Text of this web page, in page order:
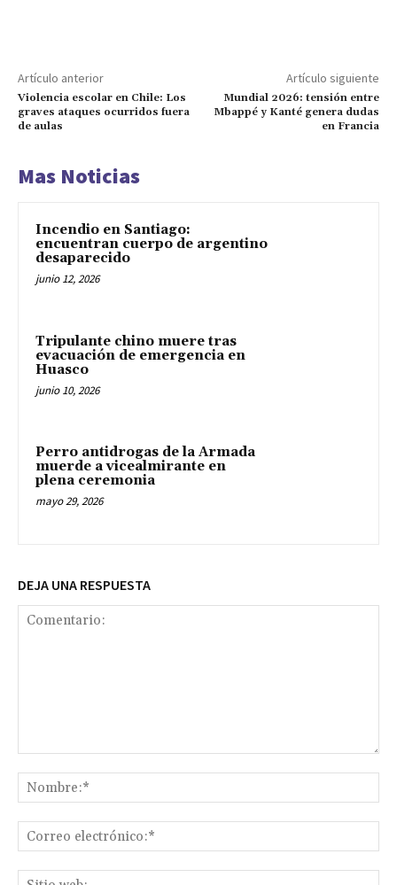
Artículo anterior
Violencia escolar en Chile: Los
graves ataques ocurridos fuera
de aulas
Artículo siguiente
Mundial 2026: tensión entre
Mbappé y Kanté genera dudas
en Francia
Mas Noticias
Incendio en Santiago:
encuentran cuerpo de argentino
desaparecido
junio 12, 2026
Tripulante chino muere tras
evacuación de emergencia en
Huasco
junio 10, 2026
Perro antidrogas de la Armada
muerde a vicealmirante en
plena ceremonia
mayo 29, 2026
DEJA UNA RESPUESTA